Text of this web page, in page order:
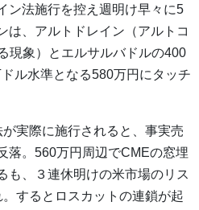
ン法施行を控え週明け早々に5
は、アルトドレイン（アルトコ
現象）とエルサルバドルの400
ル水準となる580万円にタッチ
実際に施行されると、事実売
落。560万円周辺でCMEの窓埋
も、３連休明けの米市場のリス
するとロスカットの連鎖が起